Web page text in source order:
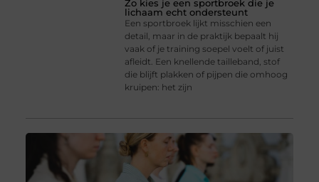
Zo kies je een sportbroek die je
lichaam echt ondersteunt
Een sportbroek lijkt misschien een
detail, maar in de praktijk bepaalt hij
vaak of je training soepel voelt of juist
afleidt. Een knellende tailleband, stof
die blijft plakken of pijpen die omhoog
kruipen: het zijn